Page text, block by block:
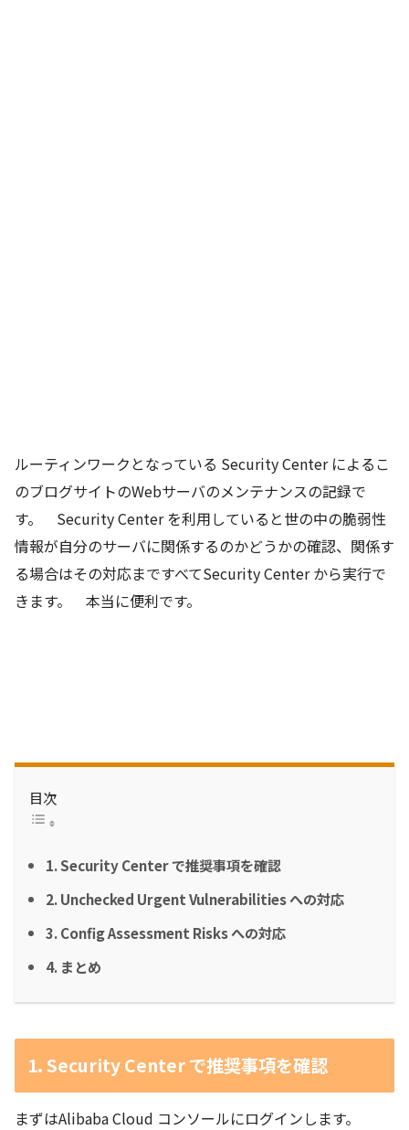
ルーティンワークとなっている Security Center によるこ
のブログサイトのWebサーバのメンテナンスの記録で
す。 Security Center を利用していると世の中の脆弱性
情報が自分のサーバに関係するのかどうかの確認、関係す
る場合はその対応まですべてSecurity Center から実行で
きます。 本当に便利です。
目次
1. Security Center で推奨事項を確認
2. Unchecked Urgent Vulnerabilities への対応
3. Config Assessment Risks への対応
4. まとめ
1. Security Center で推奨事項を確認
まずはAlibaba Cloud コンソールにログインします。